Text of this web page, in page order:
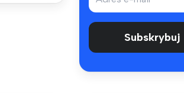
Subskrybuj